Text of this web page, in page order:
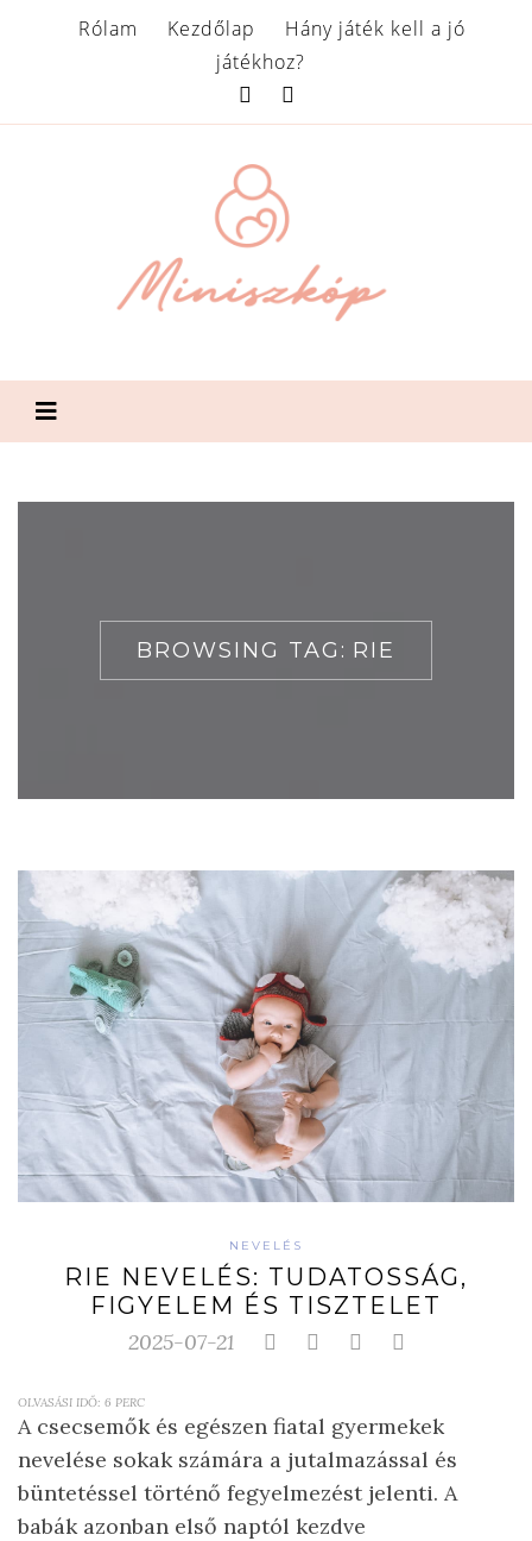
Rólam Kezdőlap
Hány játék kell a jó
játékhoz?
BROWSING TAG: RIE
NEVELÉS
RIE NEVELÉS: TUDATOSSÁG,
FIGYELEM ÉS TISZTELET
2025-07-21
OLVASÁSI IDŐ: 6 PERC
A csecsemők és egészen fiatal gyermekek
nevelése sokak számára a jutalmazással és
büntetéssel történő fegyelmezést jelenti. A
babák azonban első naptól kezdve